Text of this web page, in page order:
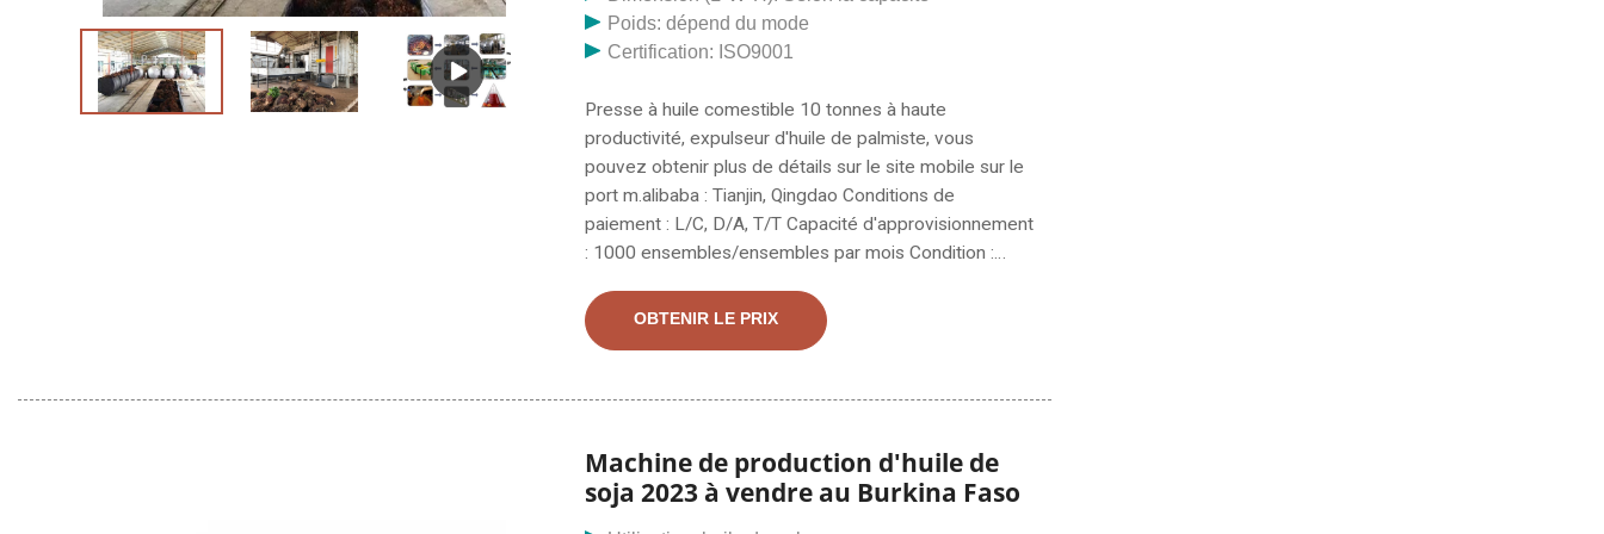
chaleur et broyée.1. Structure compacte et solide et
opération facile; 2.Contrôle automatique 05/04/2023 ·
conviennent au pressage de nombreux types d'huile
végétale, telles que les graines de colza, les graines
de coton, le soja, les arachides décortiquées, les
graines de lin, les graines de tournesol et de palmiste,
etc. .Il a une conception avancée, pratique
Poids: dépend du mode
Certification: ISO9001
Presse à huile comestible 10 tonnes à haute
productivité, expulseur d'huile de palmiste, vous
pouvez obtenir plus de détails sur le site mobile sur le
port m.alibaba : Tianjin, Qingdao Conditions de
paiement : L/C, D/A, T/T Capacité d'approvisionnement
: 1000 ensembles/ensembles par mois Condition :
convient pour presser l'huile végétale de colza, de
coton, de soja, d'arachide décortiquée, de graines de
et de palmiste, etc. caractère de petit investissement,
fournisseur de presse à huile en spirale de haute
qualité en Chine, offrant une bonne presse
automatique à micro-huile de noix de coco de Côte
OBTENIR LE PRIX
Machine de production d'huile de
soja 2023 à vendre au Burkina Faso